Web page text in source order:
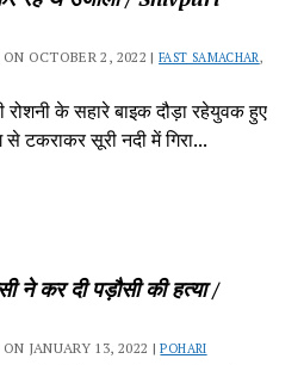
OCTOBER 2, 2022 | FAST SAMACHAR
रोशनी के सहारे बाइक दौड़ा रहेयुवक हुए
टकराकर सूरी नदी में गिरा...
ने कर दी पड़ौसी की हत्या /
JANUARY 13, 2022 | POHARI